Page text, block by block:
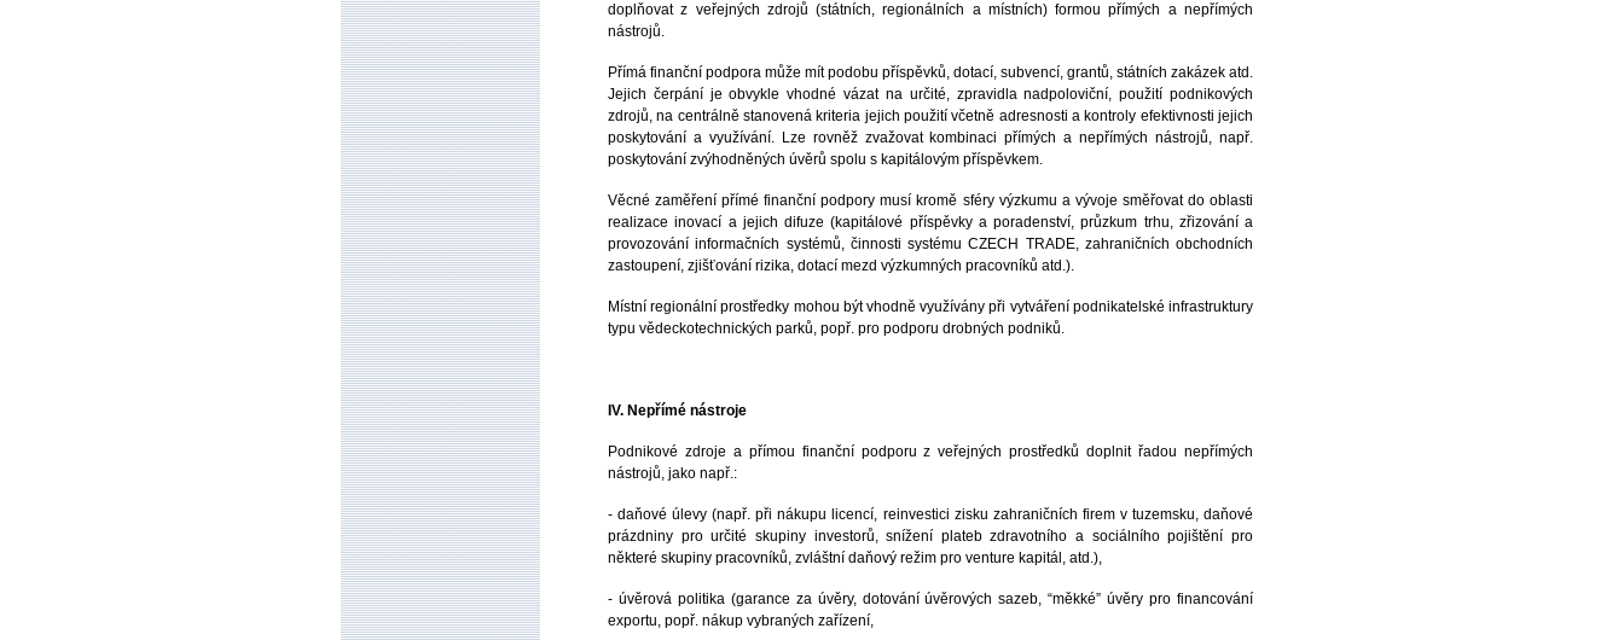
doplňovat z veřejných zdrojů (státních, regionálních a místních) formou přímých a nepřímých
nástrojů.
Přímá finanční podpora může mít podobu příspěvků, dotací, subvencí, grantů, státních zakázek atd.
Jejich čerpání je obvykle vhodné vázat na určité, zpravidla nadpoloviční, použití podnikových
zdrojů, na centrálně stanovená kriteria jejich použití včetně adresnosti a kontroly efektivnosti jejich
poskytování a využívání. Lze rovněž zvažovat kombinaci přímých a nepřímých nástrojů, např.
poskytování zvýhodněných úvěrů spolu s kapitálovým příspěvkem.
Věcné zaměření přímé finanční podpory musí kromě sféry výzkumu a vývoje směřovat do oblasti
realizace inovací a jejich difuze (kapitálové příspěvky a poradenství, průzkum trhu, zřizování a
provozování informačních systémů, činnosti systému CZECH TRADE, zahraničních obchodních
zastoupení, zjišťování rizika, dotací mezd výzkumných pracovníků atd.).
Místní regionální prostředky mohou být vhodně využívány při vytváření podnikatelské infrastruktury
typu vědeckotechnických parků, popř. pro podporu drobných podniků.
IV. Nepřímé nástroje
Podnikové zdroje a přímou finanční podporu z veřejných prostředků doplnit řadou nepřímých
nástrojů, jako např.:
- daňové úlevy (např. při nákupu licencí, reinvestici zisku zahraničních firem v tuzemsku, daňové
prázdniny pro určité skupiny investorů, snížení plateb zdravotního a sociálního pojištění pro
některé skupiny pracovníků, zvláštní daňový režim pro venture kapitál, atd.),
- úvěrová politika (garance za úvěry, dotování úvěrových sazeb, “měkké” úvěry pro financování
exportu, popř. nákup vybraných zařízení,